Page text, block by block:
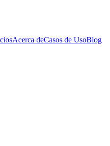
Acerca deCasos de UsoBlog